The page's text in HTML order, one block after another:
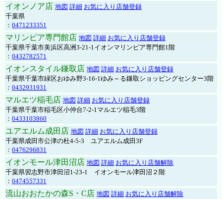
イオンノア店 地図 詳細 お気に入り店舗登録
千葉県
： 0471233351
マリンピア専門館店 地図 詳細 お気に入り店舗登録
千葉県千葉市美浜区高洲3-21-1イオンマリンピア専門館1階
： 0432782571
イオンスタイル鎌取店 地図 詳細 お気に入り店舗登録
千葉県千葉市緑区おゆみ野3-16-1ゆみ～る鎌取ショッピングセンター3階
： 0432931931
マルエツ稲毛店 地図 詳細 お気に入り店舗登録
千葉県千葉市稲毛区小仲台7-2-1マルエツ稲毛3階
： 0433103860
ユアエルム成田店 地図 詳細 お気に入り店舗登録
千葉県成田市公津の杜4-5-3 ユアエルム成田3F
： 0476296831
イオンモール津田沼店 地図 詳細 お気に入り店舗解除
千葉県習志野市津田沼1-23-1 イオンモール津田沼２階
： 0474557331
流山おおたかの森S・C店 地図 詳細 お気に入り店舗解除